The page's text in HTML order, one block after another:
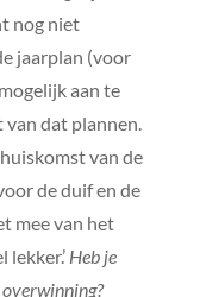
nog niet
jaarplan (voor
aan te
van dat plannen.
van de
de duif en de
mee van het
Heb je